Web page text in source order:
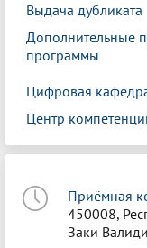
Выдача дубликата
Дополнительные
программы
Цифровая
Центр
Приёмная
450008,
Заки